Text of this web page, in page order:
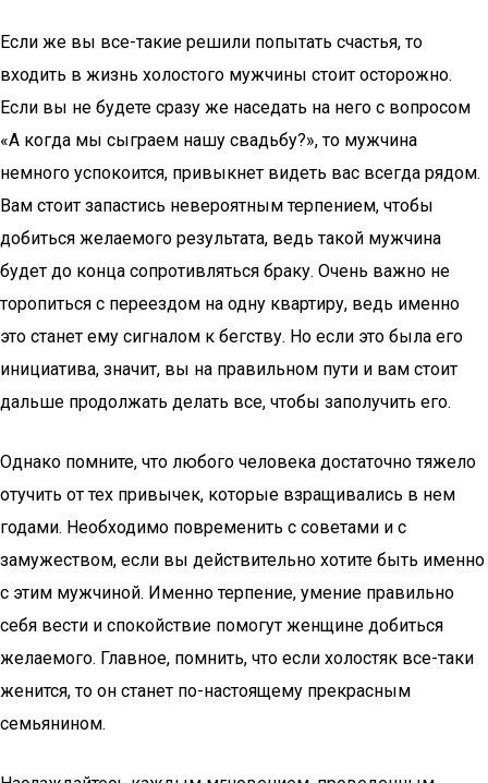
Если же вы все-такие решили попытать счастья, то
входить в жизнь холостого мужчины стоит осторожно.
Если вы не будете сразу же наседать на него с вопросом
«А когда мы сыграем нашу свадьбу?», то мужчина
немного успокоится, привыкнет видеть вас всегда рядом.
Вам стоит запастись невероятным терпением, чтобы
добиться желаемого результата, ведь такой мужчина
будет до конца сопротивляться браку. Очень важно не
торопиться с переездом на одну квартиру, ведь именно
это станет ему сигналом к бегству. Но если это была его
инициатива, значит, вы на правильном пути и вам стоит
дальше продолжать делать все, чтобы заполучить его.
Однако помните, что любого человека достаточно тяжело
отучить от тех привычек, которые взращивались в нем
годами. Необходимо повременить с советами и с
замужеством, если вы действительно хотите быть именно
с этим мужчиной. Именно терпение, умение правильно
себя вести и спокойствие помогут женщине добиться
желаемого. Главное, помнить, что если холостяк все-таки
женится, то он станет по-настоящему прекрасным
семьянином.